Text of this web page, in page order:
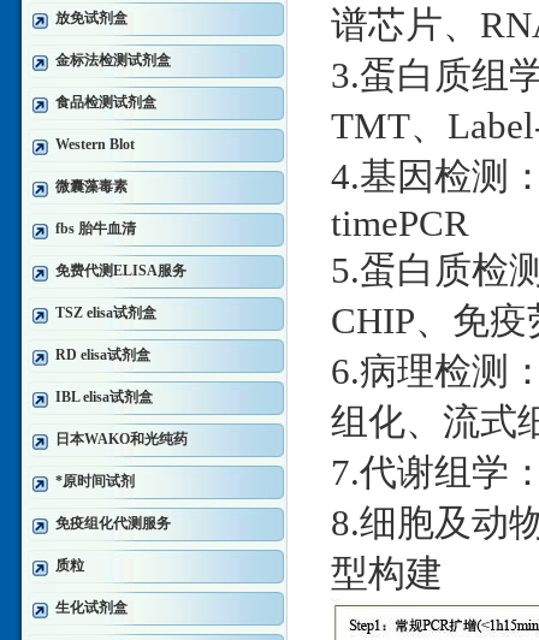
放免试剂盒
金标法检测试剂盒
食品检测试剂盒
Western Blot
微囊藻毒素
fbs 胎牛血清
免费代测ELISA服务
TSZ elisa试剂盒
RD elisa试剂盒
IBL elisa试剂盒
日本WAKO和光纯药
*原时间试剂
免疫组化代测服务
质粒
生化试剂盒
谱芯片、
3.蛋白质组
TMT、
4.基因检测
timePCR
5.蛋白质检
CHIP、免
6.病理检测
组化、流式
7.代谢组学
8.细胞及动
型构建